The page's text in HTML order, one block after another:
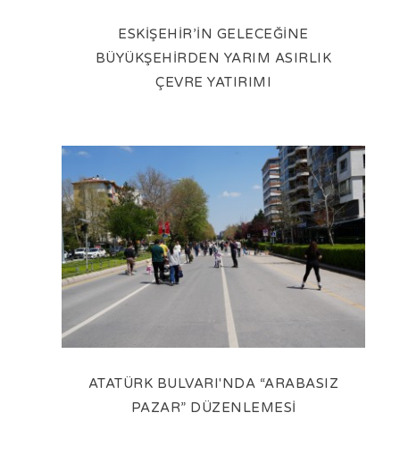
ESKİŞEHİR’İN GELECEĞİNE
BÜYÜKŞEHİRDEN YARIM ASIRLIK
ÇEVRE YATIRIMI
ATATÜRK BULVARI'NDA “ARABASIZ
PAZAR” DÜZENLEMESİ